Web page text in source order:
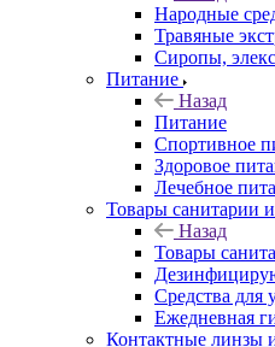
Народные
Травяные
Сиропы,
Питание
Назад
Питание
Спортивное
Здоровое
Лечебное
Товары санитарии
Назад
Товары
Средства для
Ежедневная
Контактные линзы